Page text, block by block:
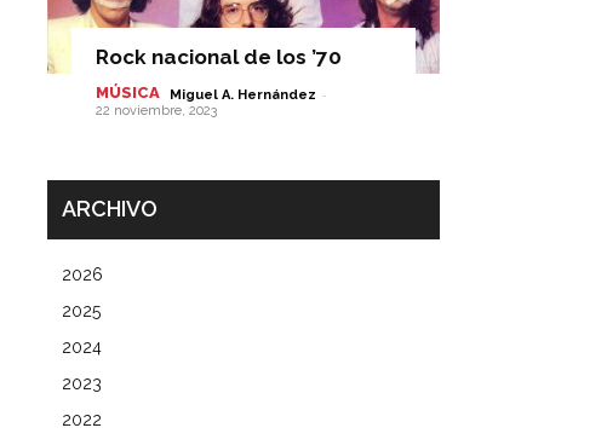
Rock nacional de los ’70
MÚSICA Miguel A. Hernández -
22 noviembre, 2023
ARCHIVO
2026
2025
2024
2023
2022